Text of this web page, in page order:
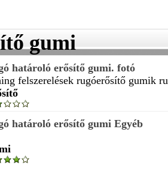
gumi
határoló erősítő gumi. fotó
felszerelések rugóerősítő gumik
határoló erősítő gumi Egyéb